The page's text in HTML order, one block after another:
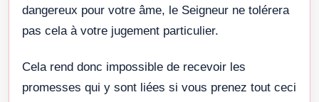
dangereux pour votre âme, le Seigneur ne tolérera
pas cela à votre jugement particulier.
Cela rend donc impossible de recevoir les
promesses qui y sont liées si vous prenez tout ceci